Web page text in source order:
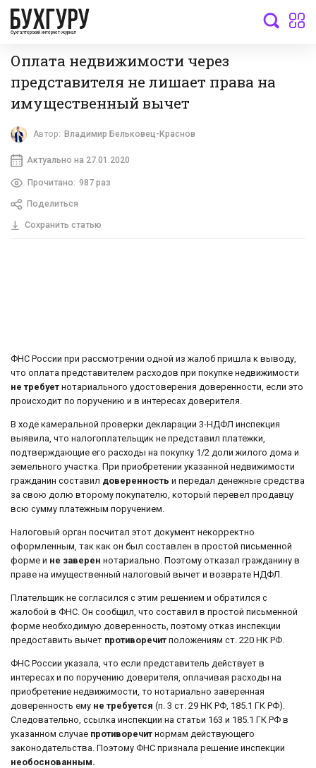
бухгалтерский интернет-журнал
Оплата недвижимости через
представителя не лишает права на
имущественный вычет
Автор: Владимир Бельковец-Краснов
Актуально на 27.01.2020
Прочитано: 987 раз
Поделиться
Сохранить статью
ФНС России при рассмотрении одной из жалоб пришла к выводу,
что оплата представителем расходов при покупке недвижимости
не требует нотариального удостоверения доверенности, если это
происходит по поручению и в интересах доверителя.
В ходе камеральной проверки декларации 3-НДФЛ инспекция
выявила, что налогоплательщик не представил платежки,
подтверждающие его расходы на покупку 1/2 доли жилого дома и
земельного участка. При приобретении указанной недвижимости
гражданин составил доверенность и передал денежные средства
за свою долю второму покупателю, который перевел продавцу
всю сумму платежным поручением.
Налоговый орган посчитал этот документ некорректно
оформленным, так как он был составлен в простой письменной
форме и не заверен нотариально. Поэтому отказал гражданину в
праве на имущественный налоговый вычет и возврате НДФЛ.
Плательщик не согласился с этим решением и обратился с
жалобой в ФНС. Он сообщил, что составил в простой письменной
форме необходимую доверенность, поэтому отказ инспекции
предоставить вычет противоречит положениям ст. 220 НК РФ.
ФНС России указала, что если представитель действует в
интересах и по поручению доверителя, оплачивая расходы на
приобретение недвижимости, то нотариально заверенная
доверенность ему не требуется (п. 3 ст. 29 НК РФ, 185.1 ГК РФ).
Следовательно, ссылка инспекции на статьи 163 и 185.1 ГК РФ в
указанном случае противоречит нормам действующего
законодательства. Поэтому ФНС признала решение инспекции
необоснованным.